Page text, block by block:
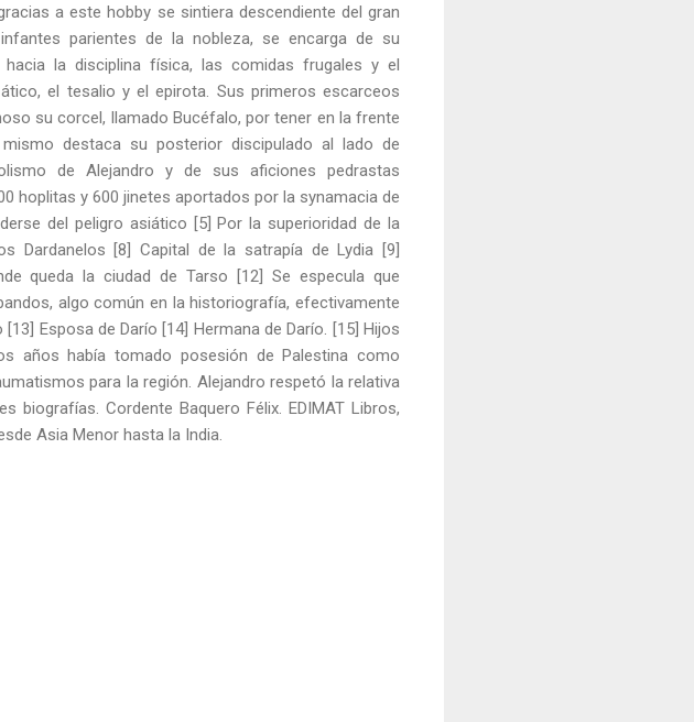
a este hobby se sintiera descendiente del gran
parientes de la nobleza, se encarga de su
la disciplina física, las comidas frugales y el
el tesalio y el epirota. Sus primeros escarceos
su corcel, llamado Bucéfalo, por tener en la frente
destaca su posterior discipulado al lado de
de Alejandro y de sus aficiones pedrastas
hoplitas y 600 jinetes aportados por la synamacia de
del peligro asiático [5] Por la superioridad de la
Dardanelos [8] Capital de la satrapía de Lydia [9]
queda la ciudad de Tarso [12] Se especula que
algo común en la historiografía, efectivamente
Esposa de Darío [14] Hermana de Darío. [15] Hijos
años había tomado posesión de Palestina como
para la región. Alejandro respetó la relativa
biografías. Cordente Baquero Félix. EDIMAT Libros,
Asia Menor hasta la India.